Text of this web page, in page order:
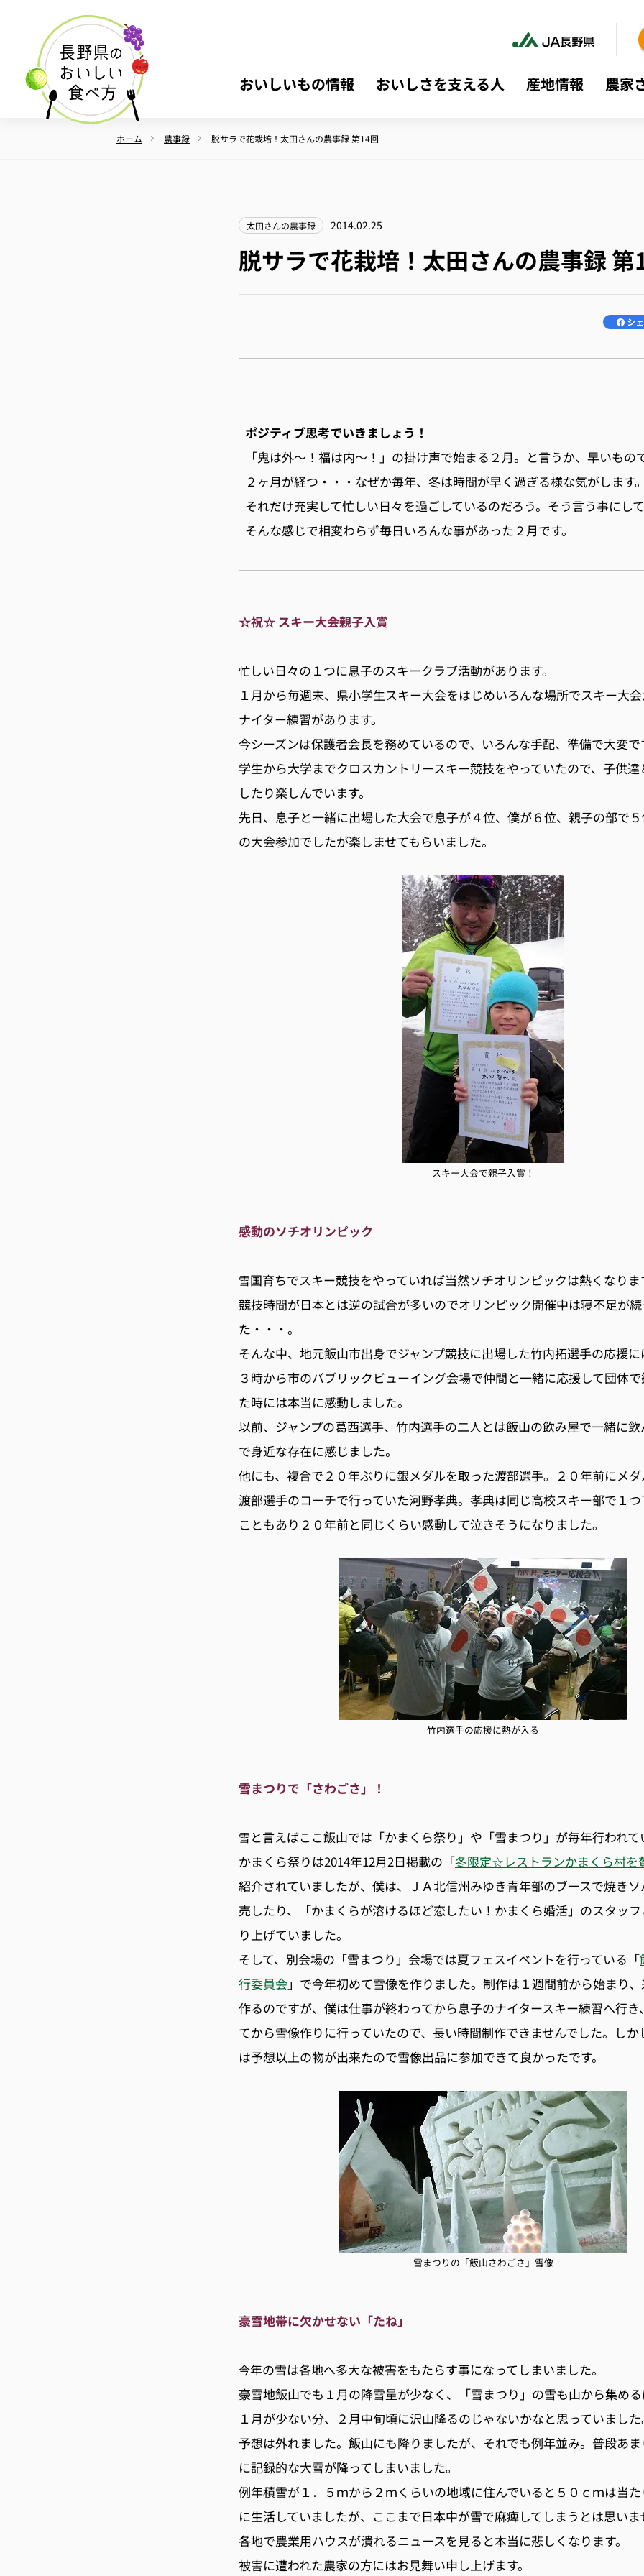
おいしいもの情報 おいしさを支える人 産地情報 農家
ホーム 農事録 脱サラで花栽培！太田さんの農事録 第14回
太田さんの農事録 2014.02.25
脱サラで花栽培！太田さんの農事録 第
ポジティブ思考でいきましょう！
「鬼は外〜！福は内〜！」の掛け声で始まる２月。と言うか、早いもの
２ヶ月が経つ・・・なぜか毎年、冬は時間が早く過ぎる様な気がします
それだけ充実して忙しい日々を過ごしているのだろう。そう言う事にし
そんな感じで相変わらず毎日いろんな事があった２月です。
☆祝☆ スキー大会親子入賞
忙しい日々の１つに息子のスキークラブ活動があります。
１月から毎週末、県小学生スキー大会をはじめいろんな場所でスキー大
ナイター練習があります。
今シーズンは保護者会長を務めているので、いろんな手配、準備で大変
学生から大学までクロスカントリースキー競技をやっていたので、子供
したり楽しんでいます。
先日、息子と一緒に出場した大会で息子が４位、僕が６位、親子の部で
の大会参加でしたが楽しませてもらいました。
スキー大会で親子入賞！
感動のソチオリンピック
雪国育ちでスキー競技をやっていれば当然ソチオリンピックは熱くなりま
競技時間が日本とは逆の試合が多いのでオリンピック開催中は寝不足が
た・・・。
そんな中、地元飯山市出身でジャンプ競技に出場した竹内拓選手の応援
３時から市のバブリックビューイング会場で仲間と一緒に応援して団体
た時には本当に感動しました。
以前、ジャンプの葛西選手、竹内選手の二人とは飯山の飲み屋で一緒に
で身近な存在に感じました。
他にも、複合で２０年ぶりに銀メダルを取った渡部選手。２０年前にメ
渡部選手のコーチで行っていた河野孝典。孝典は同じ高校スキー部で１
こともあり２０年前と同じくらい感動して泣きそうになりました。
竹内選手の応援に熱が入る
雪まつりで「さわごさ」！
雪と言えばここ飯山では「かまくら祭り」や「雪まつり」が毎年行われて
かまくら祭りは2014年12月2日掲載の「冬限定☆レストランかまくら村を
紹介されていましたが、僕は、ＪＡ北信州みゆき青年部のブースで焼き
売したり、「かまくらが溶けるほど恋したい！かまくら婚活」のスタッ
り上げていました。
そして、別会場の「雪まつり」会場では夏フェスイベントを行っている「
行委員会」で今年初めて雪像を作りました。制作は１週間前から始まり
作るのですが、僕は仕事が終わってから息子のナイタースキー練習へ行
てから雪像作りに行っていたので、長い時間制作できませんでした。し
は予想以上の物が出来たので雪像出品に参加できて良かったです。
雪まつりの「飯山さわごさ」雪像
豪雪地帯に欠かせない「たね」
今年の雪は各地へ多大な被害をもたらす事になってしまいました。
豪雪地飯山でも１月の降雪量が少なく、「雪まつり」の雪も山から集め
１月が少ない分、２月中旬頃に沢山降るのじゃないかなと思っていまし
予想は外れました。飯山にも降りましたが、それでも例年並み。普段あ
に記録的な大雪が降ってしまいました。
例年積雪が１．５ｍから２ｍくらいの地域に住んでいると５０ｃｍは当
に生活していましたが、ここまで日本中が雪で麻痺してしまうとは思い
各地で農業用ハウスが潰れるニュースを見ると本当に悲しくなります。
被害に遭われた農家の方にはお見舞い申し上げます。